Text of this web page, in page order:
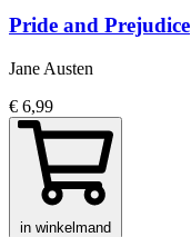
Pride and Prejudice
Jane Austen
€ 6,99
in winkelmand